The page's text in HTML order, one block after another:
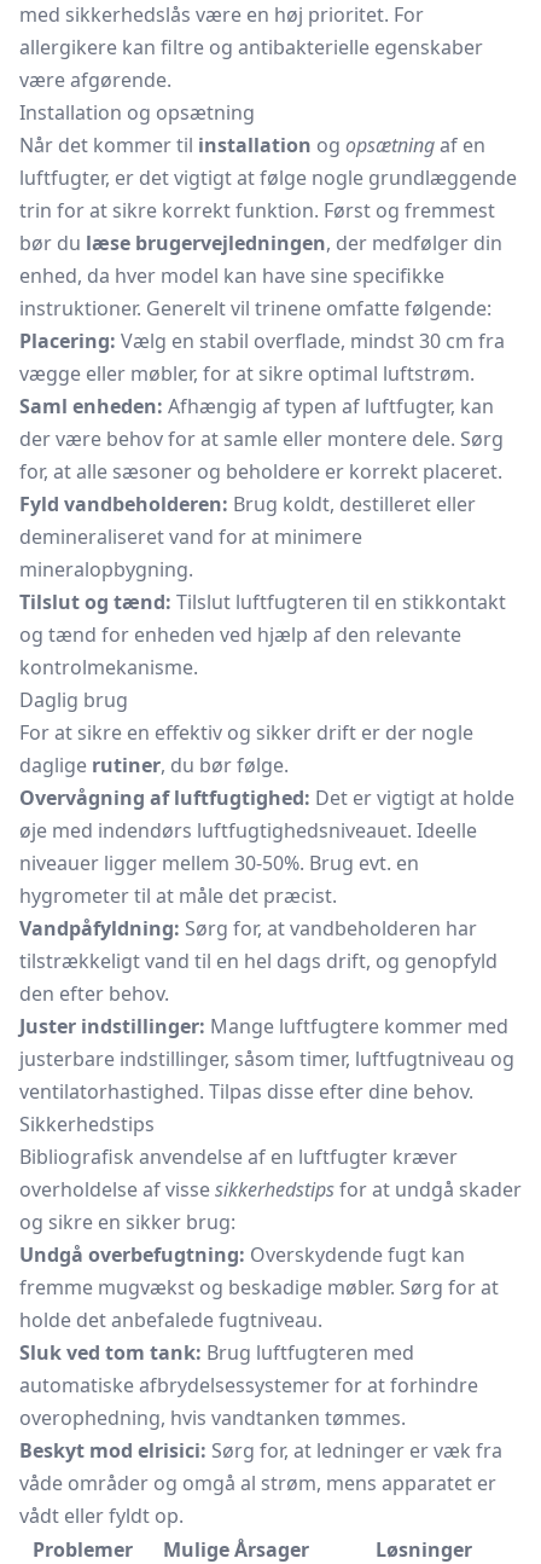
med sikkerhedslås være en høj prioritet. For
allergikere kan filtre og antibakterielle egenskaber
være afgørende.
Installation og opsætning
Når det kommer til installation og opsætningaf en
luftfugter, er det vigtigt at følge nogle grundlæggende
trin for at sikre korrekt funktion. Først og fremmest
bør du læse brugervejledningen, der medfølger din
enhed, da hver model kan have sine specifikke
instruktioner. Generelt vil trinene omfatte følgende:
Placering: Vælg en stabil overflade, mindst 30 cm fra
vægge eller møbler, for at sikre optimal luftstrøm.
Saml enheden: Afhængig af typen af luftfugter, kan
der være behov for at samle eller montere dele. Sørg
for, at alle sæsoner og beholdere er korrekt placeret.
Fyld vandbeholderen: Brug koldt, destilleret eller
demineraliseret vand for at minimere
mineralopbygning.
Tilslut og tænd: Tilslut luftfugteren til en stikkontakt
og tænd for enheden ved hjælp af den relevante
kontrolmekanisme.
Daglig brug
For at sikre en effektiv og sikker drift er der nogle
daglige rutiner, du bør følge.
Overvågning af luftfugtighed: Det er vigtigt at holde
øje med indendørs luftfugtighedsniveauet. Ideelle
niveauer ligger mellem 30-50%. Brug evt. en
hygrometertil at måle det præcist.
Vandpåfyldning: Sørg for, at vandbeholderen har
tilstrækkeligt vand til en hel dags drift, og genopfyld
den efter behov.
Juster indstillinger: Mange luftfugtere kommer med
justerbare indstillinger, såsom timer, luftfugtniveau og
ventilatorhastighed. Tilpas disse efter dine behov.
Sikkerhedstips
Bibliografisk anvendelse af en luftfugter kræver
overholdelse af vissesikkerhedstipsfor at undgå skader
og sikre en sikker brug:
Undgå overbefugtning: Overskydende fugt kan
fremme mugvækst og beskadige møbler. Sørg for at
holde det anbefalede fugtniveau.
Sluk ved tom tank: Brug luftfugteren med
automatiske afbrydelsessystemer for at forhindre
overophedning, hvis vandtanken tømmes.
Beskyt mod elrisici: Sørg for, at ledninger er væk fra
våde områder og omgå al strøm, mens apparatet er
vådt eller fyldt op.
Problemer
Mulige Årsager
Løsninger